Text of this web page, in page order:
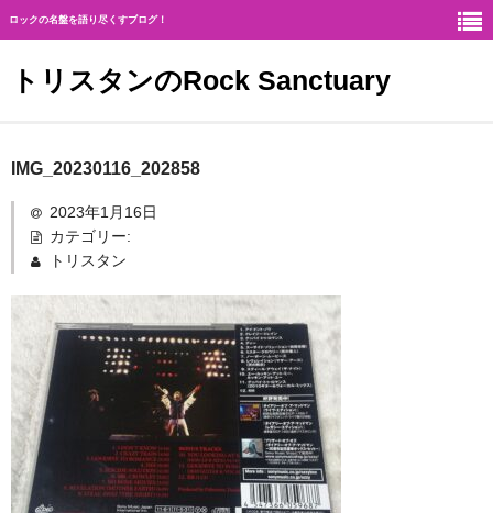
ロックの名盤を語り尽くすブログ！
トリスタンのRock Sanctuary
ハード・ロック
ギタリスト
北欧メタル
メロディアス・ロック
ヘヴィ・メタル
ジャーマン・メタル
IMG_20230116_202858
2023年1月16日
カテゴリー:
トリスタン